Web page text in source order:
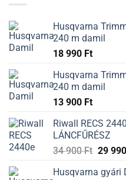
Husqvarna
240 m damil
18 990 Ft
Husqvarna
240 m damil
13 900 Ft
Riwall RECS
LÁNCFŰRÉSZ
34 900Ft 29 990
Husqvarna gyári